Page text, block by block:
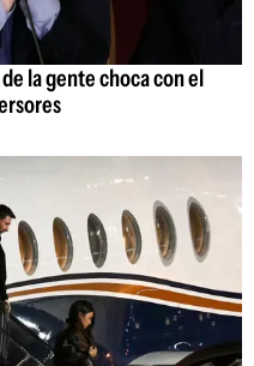
la gente choca con el